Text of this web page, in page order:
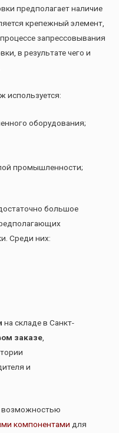
предполагает наличие
крепежный элемент,
запрессовывания
в результате чего и
используется:
оборудования;
промышленности;
большое
Среди них:
на складе в Санкт-
заказе
и
возможностью
компонентами для